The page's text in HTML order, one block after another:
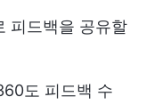
피드백을 공유할
도 피드백 수